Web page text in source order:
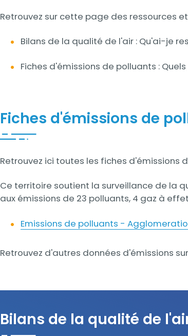
Contenu
Retrouvez sur cette page des ressources
Bilans de la qualité de l'air : Qu'ai-je
Fiches d'émissions de polluants :
Fiches d'émissions de
Contenu
Retrouvez ici toutes les fiches
Ce territoire soutient la surveillance de la
aux émissions de 23 polluants, 4 gaz à
Emissions de polluants -
Retrouvez d'autres données d'émissions
Bilans de la qualité de